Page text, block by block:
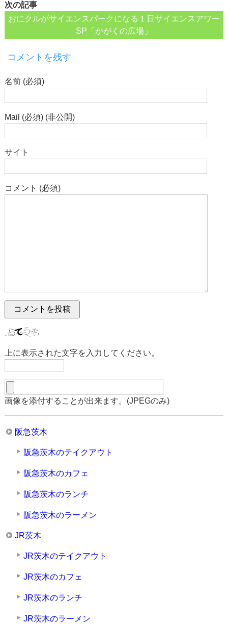
次の記事
おにクルがサイエンスパークになる１日サイエンスアワー
SP「かがくの広場」
コメントを残す
名前 (必須)
Mail (必須) (非公開)
サイト
コメント (必須)
上に表示された文字を入力してください。
画像を添付することが出来ます。(JPEGのみ)
阪急茨木
阪急茨木のテイクアウト
阪急茨木のカフェ
阪急茨木のランチ
阪急茨木のラーメン
JR茨木
JR茨木のテイクアウト
JR茨木のカフェ
JR茨木のランチ
JR茨木のラーメン